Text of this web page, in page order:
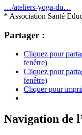
…/ateliers-yoga-du…
* Association Santé
Partager :
Cliquez pour
fenêtre)
Cliquez pour
fenêtre)
Cliquer pour
Navigation de